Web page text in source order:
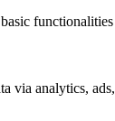
analytics,